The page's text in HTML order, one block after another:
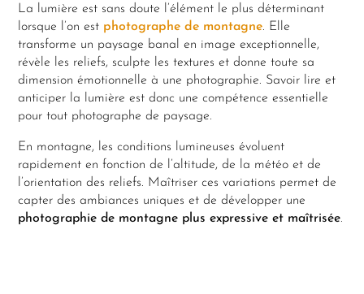
La lumière est sans doute l’élément le plus déterminant
lorsque l’on est photographe de montagne. Elle
transforme un paysage banal en image exceptionnelle,
révèle les reliefs, sculpte les textures et donne toute sa
dimension émotionnelle à une photographie. Savoir lire et
anticiper la lumière est donc une compétence essentielle
pour tout photographe de paysage.
En montagne, les conditions lumineuses évoluent
rapidement en fonction de l’altitude, de la météo et de
l’orientation des reliefs. Maîtriser ces variations permet de
capter des ambiances uniques et de développer une
photographie de montagne plus expressive et maîtrisée.